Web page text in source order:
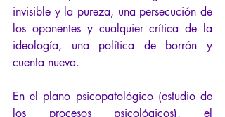
invisible y la pureza, una persecución de
los oponentes y cualquier crítica de la
ideología, una política de borrón y
cuenta nueva.
En el plano psicopatológico (estudio de
los procesos psicológicos), el